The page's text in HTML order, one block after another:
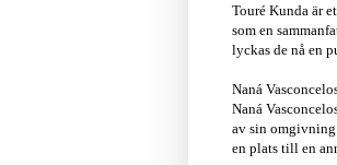
Touré Kunda är
som en
lyckas de nå en
Naná
Naná
av sin omgivning
en plats till en